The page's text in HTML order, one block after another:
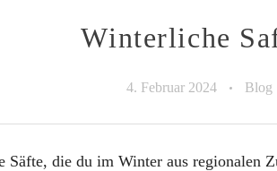
Winterliche
4. Februar 2024 Blog
Säfte, die du im Winter aus regionalen